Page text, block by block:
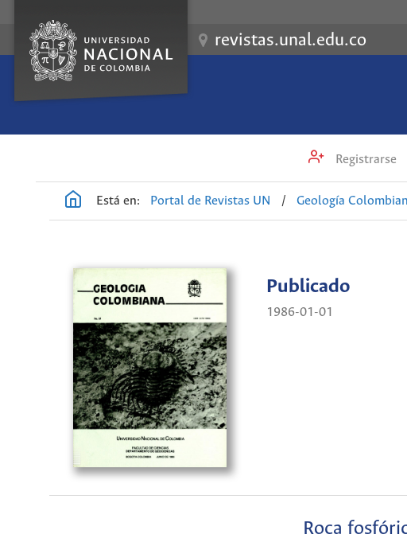
revistas.unal.edu.co
Registrarse
Está en: Portal de Revistas UN / Geología
Publicado
1986-01-01
Roca